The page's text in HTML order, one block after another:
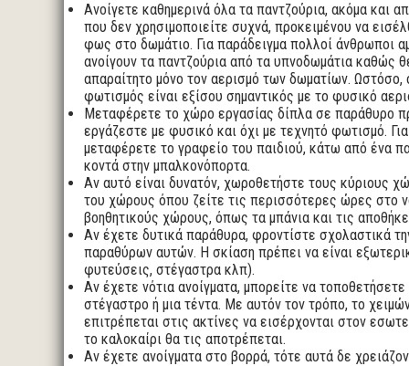
Ανοίγετε καθημερινά όλα τα παντζούρια, ακόμα και
που δεν χρησιμοποιείτε συχνά, προκειμένου να
φως στο δωμάτιο. Για παράδειγμα πολλοί άνθρωποι
ανοίγουν τα παντζούρια από τα υπνοδωμάτια καθώς
απαραίτητο μόνο τον αερισμό των δωματίων. Ωστόσο,
φωτισμός είναι εξίσου σημαντικός με το φυσικό
Μεταφέρετε το χώρο εργασίας δίπλα σε παράθυρο
εργάζεστε με φυσικό και όχι με τεχνητό φωτισμό.
μεταφέρετε το γραφείο του παιδιού, κάτω από ένα
κοντά στην μπαλκονόπορτα.
Αν αυτό είναι δυνατόν, χωροθετήστε τους κύριους
του χώρους όπου ζείτε τις περισσότερες ώρες στο
βοηθητικούς χώρους, όπως τα μπάνια και τις
Αν έχετε δυτικά παράθυρα, φροντίστε σχολαστικά
παραθύρων αυτών. Η σκίαση πρέπει να είναι
φυτεύσεις, στέγαστρα κλπ).
Αν έχετε νότια ανοίγματα, μπορείτε να τοποθετήσετε
στέγαστρο ή μια τέντα. Με αυτόν τον τρόπο, το
επιτρέπεται στις ακτίνες να εισέρχονται στον
το καλοκαίρι θα τις αποτρέπεται.
Αν έχετε ανοίγματα στο βορρά, τότε αυτά δε